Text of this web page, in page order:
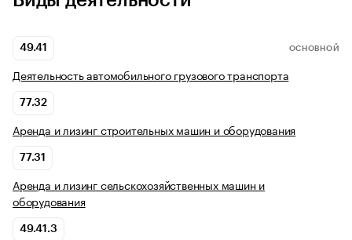
49.41 ОСНОВНОЙ
Деятельность автомобильного грузового транспорта
77.32
Аренда и лизинг строительных машин и оборудования
77.31
Аренда и лизинг сельскохозяйственных машин и
оборудования
49.41.3